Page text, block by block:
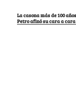
La casona más de 100
Petro afinó su cara a